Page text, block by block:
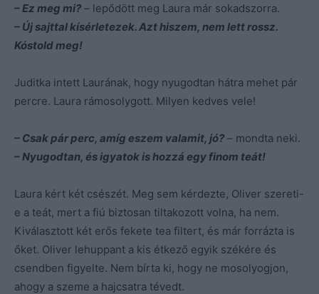
– Ez meg mi? – lepődött meg Laura már sokadszorra.
– Új sajttal kísérletezek. Azt hiszem, nem lett rossz.
Kóstold meg!
Juditka intett Laurának, hogy nyugodtan hátra mehet pár
percre. Laura rámosolygott. Milyen kedves vele!
– Csak pár perc, amíg eszem valamit, jó? – mondta neki.
– Nyugodtan, és igyatok is hozzá egy finom teát!
Laura kért két csészét. Meg sem kérdezte, Oliver szereti-
e a teát, mert a fiú biztosan tiltakozott volna, ha nem.
Kiválasztott két erős fekete tea filtert, és már forrázta is
őket. Oliver lehuppant a kis étkező egyik székére és
csendben figyelte. Nem bírta ki, hogy ne mosolyogjon,
ahogy a szeme a hajcsatra tévedt.